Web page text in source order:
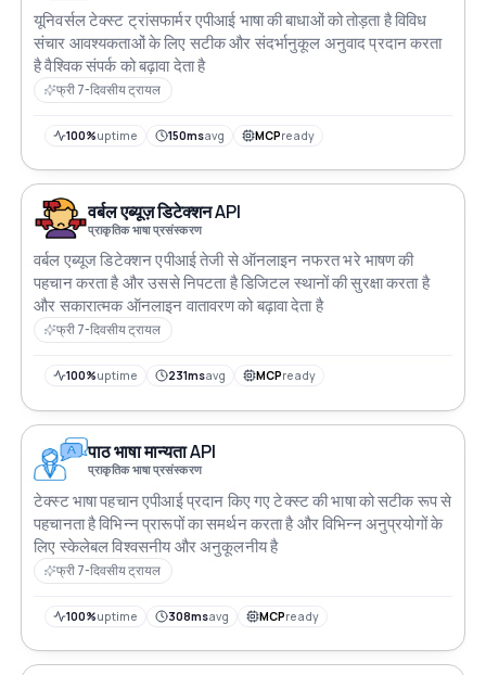
यूनिवर्सल टेक्स्ट ट्रांसफार्मर एपीआई भाषा की बाधाओं को तोड़ता है विविध
संचार आवश्यकताओं के लिए सटीक और संदर्भानुकूल अनुवाद प्रदान करता
है वैश्विक संपर्क को बढ़ावा देता है
फ्री 7-दिवसीय ट्रायल
100%uptime 150msavg MCPready
वर्बल एब्यूज़ डिटेक्शन API
प्राकृतिक भाषा प्रसंस्करण
वर्बल एब्यूज डिटेक्शन एपीआई तेजी से ऑनलाइन नफरत भरे भाषण की
पहचान करता है और उससे निपटता है डिजिटल स्थानों की सुरक्षा करता है
और सकारात्मक ऑनलाइन वातावरण को बढ़ावा देता है
फ्री 7-दिवसीय ट्रायल
100%uptime 231msavg MCPready
पाठ भाषा मान्यता API
प्राकृतिक भाषा प्रसंस्करण
टेक्स्ट भाषा पहचान एपीआई प्रदान किए गए टेक्स्ट की भाषा को सटीक रूप से
पहचानता है विभिन्न प्रारूपों का समर्थन करता है और विभिन्न अनुप्रयोगों के
लिए स्केलेबल विश्वसनीय और अनुकूलनीय है
फ्री 7-दिवसीय ट्रायल
100%uptime 308msavg MCPready